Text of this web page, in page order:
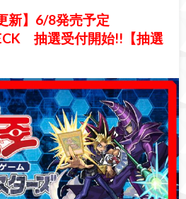
新】6/8発売予定
抽選受付開始!!【抽選